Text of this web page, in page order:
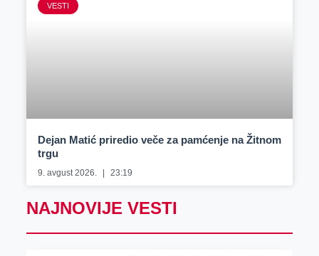
VESTI
Dejan Matić priredio veče za pamćenje na Žitnom
trgu
9. avgust 2026. 23:19
NAJNOVIJE VESTI